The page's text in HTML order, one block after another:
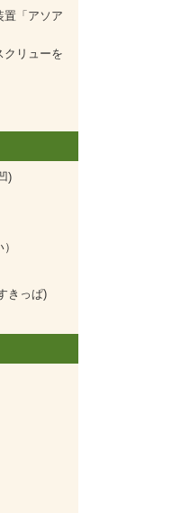
置「アソア
クリューを
)
きっぱ)